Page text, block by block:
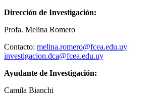
Dirección de Investigación:
Profa. Melina Romero
Contacto: melina.romero@fcea.edu.uy |
investigacion.dca@fcea.edu.uy
Ayudante de Investigación:
Camila Bianchi